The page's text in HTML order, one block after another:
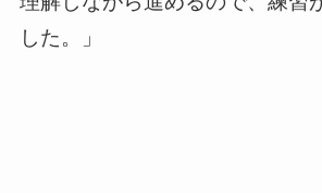
した。」